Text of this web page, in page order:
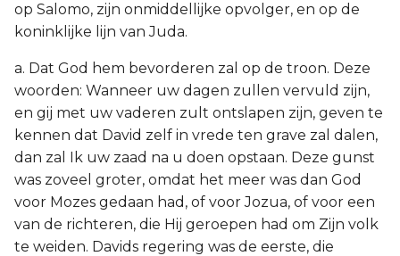
op Salomo, zijn onmiddellijke opvolger, en op de
koninklijke lijn van Juda.
a. Dat God hem bevorderen zal op de troon. Deze
woorden: Wanneer uw dagen zullen vervuld zijn,
en gij met uw vaderen zult ontslapen zijn, geven te
kennen dat David zelf in vrede ten grave zal dalen,
dan zal Ik uw zaad na u doen opstaan. Deze gunst
was zoveel groter, omdat het meer was dan God
voor Mozes gedaan had, of voor Jozua, of voor een
van de richteren, die Hij geroepen had om Zijn volk
te weiden. Davids regering was de eerste, die